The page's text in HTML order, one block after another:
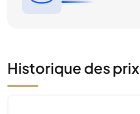
Historique des prix